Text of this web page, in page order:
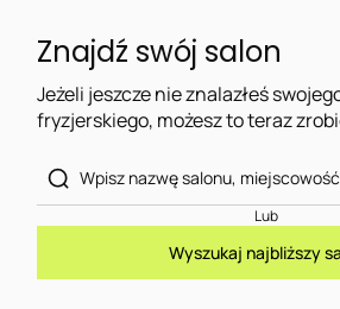
Znajdź swój salon
Jeżeli jeszcze nie znalazłeś
fryzjerskiego, możesz to teraz
Lub
Wyszukaj najbliższy